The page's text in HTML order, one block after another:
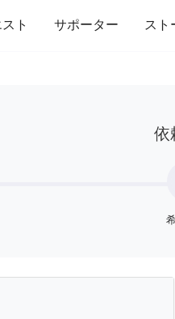
ト サポーター スト
インテリア 趣味・習
依